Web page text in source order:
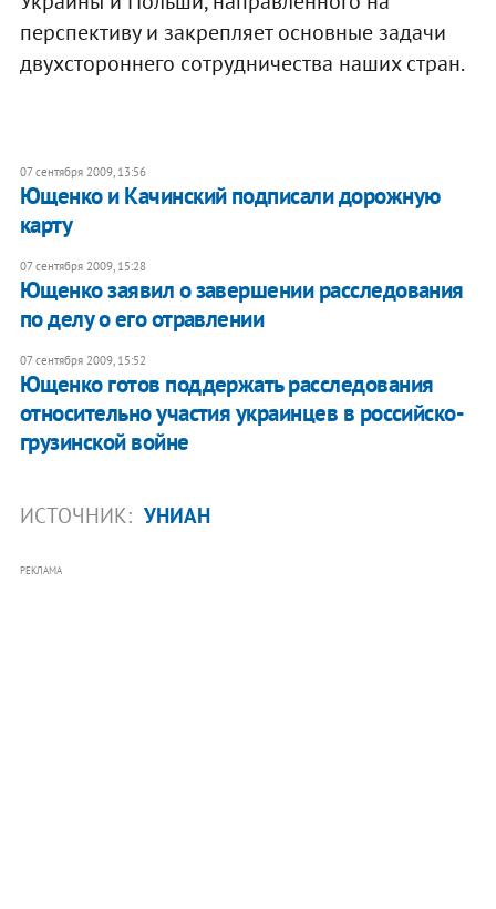
перспективу и закрепляет основные задачи
двухстороннего сотрудничества наших стран.
07 сентября 2009, 13:56
Ющенко и Качинский подписали дорожную
карту
07 сентября 2009, 15:28
Ющенко заявил о завершении расследования
по делу о его отравлении
07 сентября 2009, 15:52
Ющенко готов поддержать расследования
относительно участия украинцев в российско-
грузинской войне
ИСТОЧНИК: УНИАН
РЕКЛАМА